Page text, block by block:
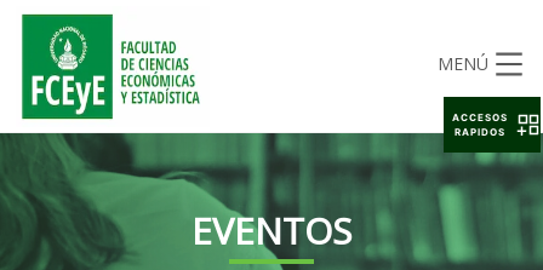
MENÚ
EVENTOS
ACCESOS
RAPIDOS